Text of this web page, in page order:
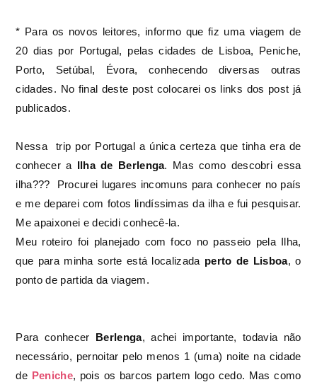
* Para os novos leitores, informo que fiz uma viagem de
20 dias por Portugal, pelas cidades de Lisboa, Peniche,
Porto, Setúbal, Évora, conhecendo diversas outras
cidades. No final deste post colocarei os links dos post já
publicados.
Nessa trip por Portugal a única certeza que tinha era de
conhecer a Ilha de Berlenga. Mas como descobri essa
ilha??? Procurei lugares incomuns para conhecer no país
e me deparei com fotos lindíssimas da ilha e fui pesquisar.
Me apaixonei e decidi conhecê-la.
Meu roteiro foi planejado com foco no passeio pela Ilha,
que para minha sorte está localizada perto de Lisboa, o
ponto de partida da viagem.
Para conhecer Berlenga, achei importante, todavia não
necessário, pernoitar pelo menos 1 (uma) noite na cidade
de Peniche, pois os barcos partem logo cedo. Mas como